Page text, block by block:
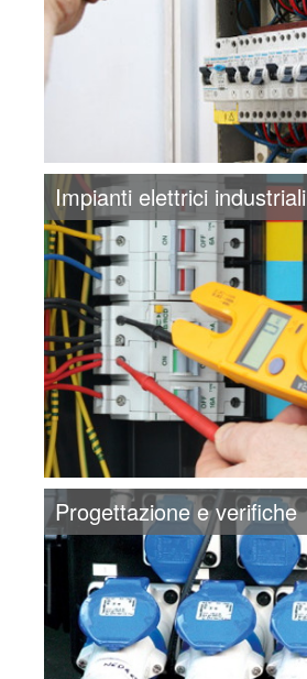
Impianti elettrici industriali
Progettazione e verifiche